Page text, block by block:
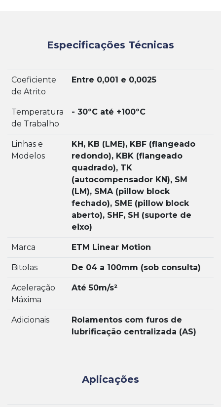
Especificações Técnicas
Coeficiente
de Atrito
Entre 0,001 e 0,0025
Temperatura
de Trabalho
- 30ºC até +100ºC
Linhas e
Modelos
KH, KB (LME), KBF (flangeado
redondo), KBK (flangeado
quadrado), TK
(autocompensador KN), SM
(LM), SMA (pillow block
fechado), SME (pillow block
aberto), SHF, SH (suporte de
eixo)
Marca ETM Linear Motion
Bitolas De 04 a 100mm (sob consulta)
Aceleração
Máxima
Até 50m/s²
Adicionais
Rolamentos com furos de
lubrificação centralizada (AS)
Aplicações